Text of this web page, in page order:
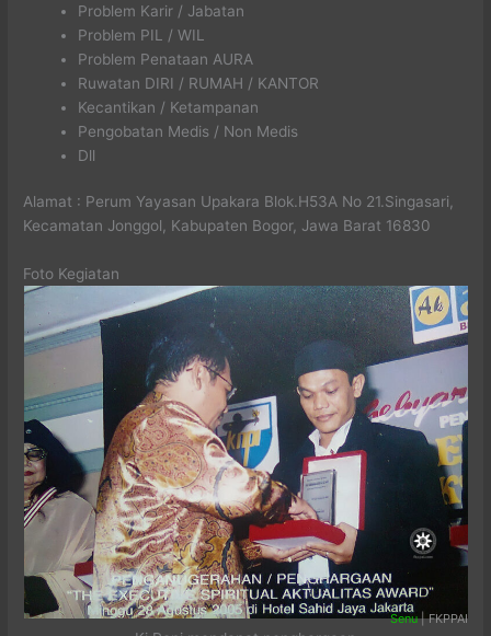
Problem Karir / Jabatan
Problem PIL / WIL
Problem Penataan AURA
Ruwatan DIRI / RUMAH / KANTOR
Kecantikan / Ketampanan
Pengobatan Medis / Non Medis
Dll
Alamat : Perum Yayasan Upakara Blok.H53A No 21.Singasari,
Kecamatan Jonggol, Kabupaten Bogor, Jawa Barat 16830
Foto Kegiatan
Senu| FKPPAI